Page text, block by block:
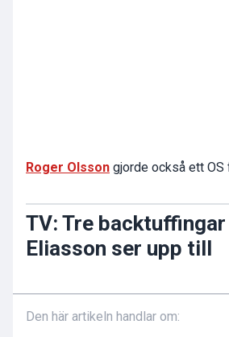
Roger Olsson gjorde också ett OS
TV: Tre
Eliasson ser upp till
Den här artikeln handlar om: